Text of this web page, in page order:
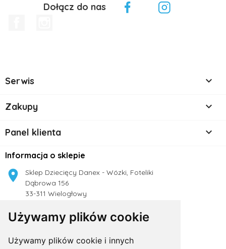
Używamy plików cookie
Używamy plików cookie i innych
Dołącz do nas
Informacja o sklepie

Sklep Dziecięcy Danex - Wózki, Foteliki
Dąbrowa 156
33-311 Wielogłowy
504 188 333
Serwis 
Zakupy 
Panel klienta 